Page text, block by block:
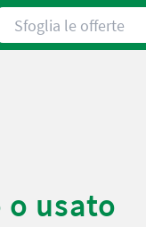
Sfoglia le offerte
usato